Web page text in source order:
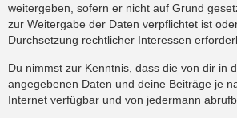
weitergeben, sofern er nicht auf Grund
zur Weitergabe der Daten verpflichtet ist
Durchsetzung rechtlicher Interessen
Du nimmst zur Kenntnis, dass die von dir in
angegebenen Daten und deine Beiträge je
Internet verfügbar und von jedermann